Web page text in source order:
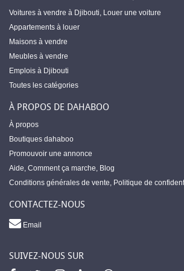
Voitures à vendre à Djibouti, Louer une voiture
Appartements à louer
Maisons à vendre
Meubles à vendre
Emplois à Djibouti
Toutes les catégories
À PROPOS DE DAHABOO
À propos
Boutiques dahaboo
Promouvoir une annonce
Aide, Comment ça marche, Blog
Conditions générales de vente, Politique de
CONTACTEZ-NOUS
Email
SUIVEZ-NOUS SUR